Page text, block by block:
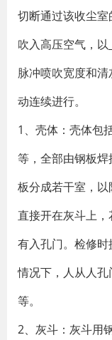
切断通过该收尘
吹入高压空气，
脉冲喷吹宽度和
动连续进行。
1、壳体：壳体包
等，全部由钢板
板分成若干室，
直接开在灰斗上
有入孔门。检修
情况下，人从人
等。
2、灰斗：灰斗用